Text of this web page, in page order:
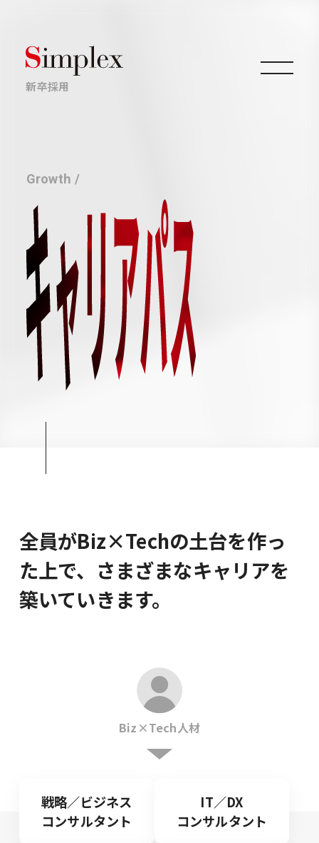
キャリアについて
採用情報
ニュース・イベント
シンプレクスグループ基本情報
新卒採用
Growth /
全員がBiz×Techの土台を作っ
た上で、さまざまなキャリアを
築いていきます。
Biz×Tech人材
戦略／ビジネス
コンサルタント
IT／DX
コンサルタント